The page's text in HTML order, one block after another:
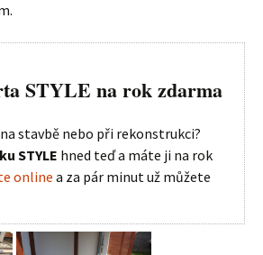
STYLE na rok zdarma
stavbě nebo při rekonstrukci?
STYLE hned teď a máte ji na rok
online a za pár minut už můžete